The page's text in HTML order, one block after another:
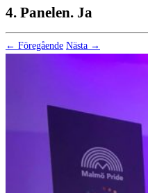
4. Panelen. Ja
← Föregående Nästa →